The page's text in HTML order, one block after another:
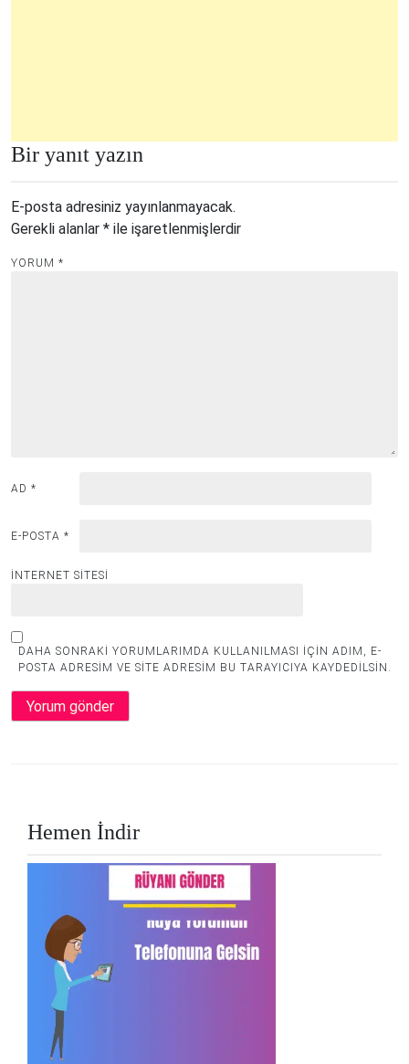
Bir yanıt yazın
E-posta adresiniz yayınlanmayacak.
Gerekli alanlar * ile işaretlenmişlerdir
YORUM *
AD *
E-POSTA *
İNTERNET SITESI
DAHA SONRAKI YORUMLARIMDA KULLANILMASI IÇIN ADIM, E-
POSTA ADRESIM VE SITE ADRESIM BU TARAYICIYA KAYDEDILSIN.
Hemen İndir